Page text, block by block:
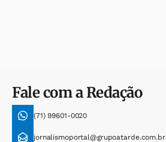
Fale com a Redação
(71) 99601-0020
jornalismoportal@grupoatarde.com.br